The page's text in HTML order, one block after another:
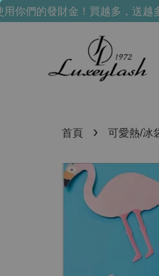
們的發財金！買越多，送越多！
首頁 › 可愛熱/冰